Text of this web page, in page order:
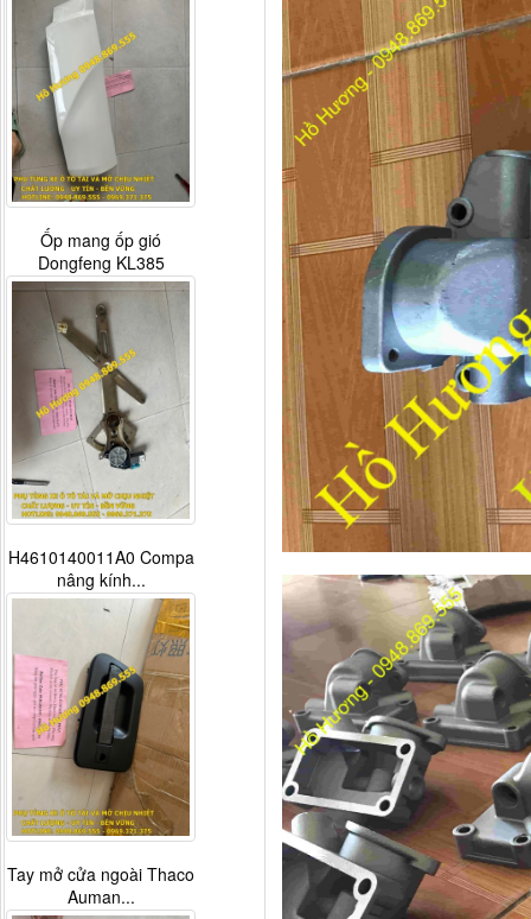
Ốp mang ốp gió
Dongfeng KL385
H4610140011A0 Compa
nâng kính...
Tay mở cửa ngoài Thaco
Auman...